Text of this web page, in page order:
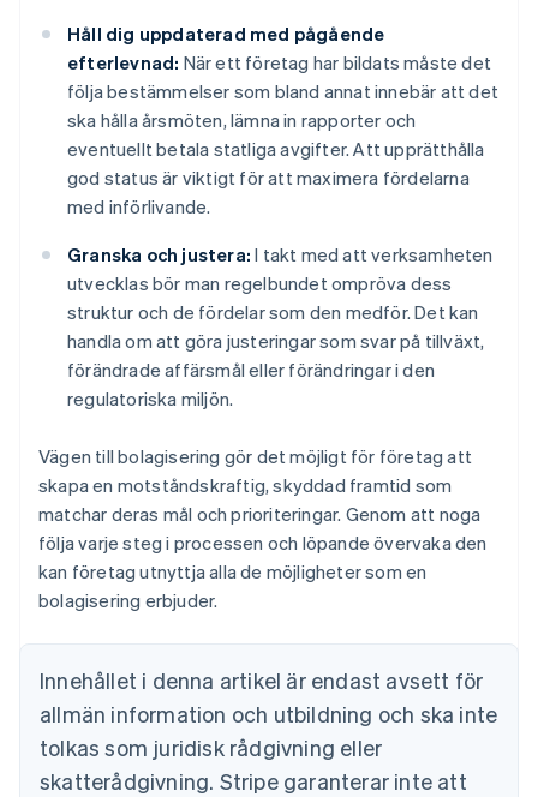
Håll dig uppdaterad med pågående
efterlevnad: När ett företag har bildats måste det
följa bestämmelser som bland annat innebär att det
ska hålla årsmöten, lämna in rapporter och
eventuellt betala statliga avgifter. Att upprätthålla
god status är viktigt för att maximera fördelarna
med införlivande.
Granska och justera: I takt med att verksamheten
utvecklas bör man regelbundet ompröva dess
struktur och de fördelar som den medför. Det kan
handla om att göra justeringar som svar på tillväxt,
förändrade affärsmål eller förändringar i den
regulatoriska miljön.
Vägen till bolagisering gör det möjligt för företag att
skapa en motståndskraftig, skyddad framtid som
matchar deras mål och prioriteringar. Genom att noga
följa varje steg i processen och löpande övervaka den
kan företag utnyttja alla de möjligheter som en
bolagisering erbjuder.
Innehållet i denna artikel är endast avsett för
allmän information och utbildning och ska inte
tolkas som juridisk rådgivning eller
skatterådgivning. Stripe garanterar inte att